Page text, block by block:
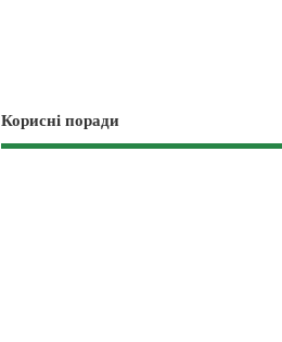
Корисні поради